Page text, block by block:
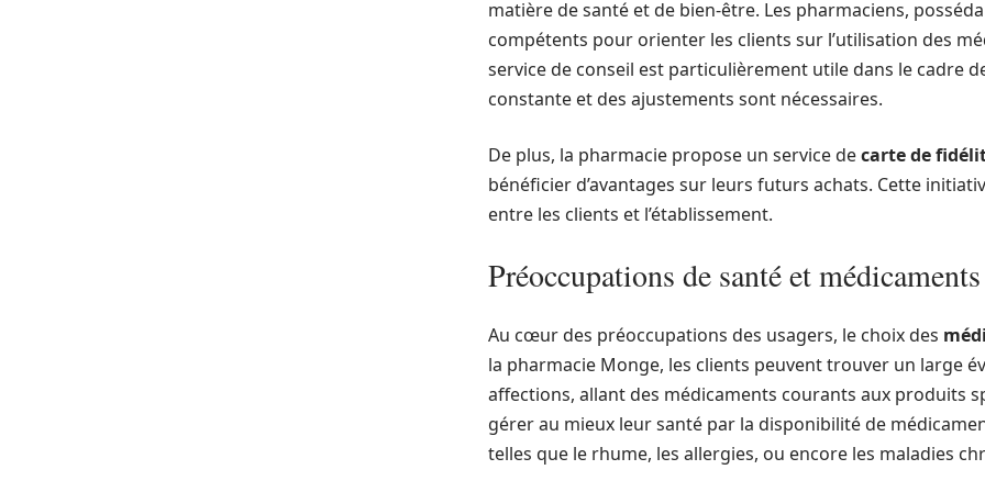
matière de santé et de bien-être. Les pharmaciens,
compétents pour orienter les clients sur l’utilisation des
service de conseil est particulièrement utile dans le cadre
constante et des ajustements sont nécessaires.
De plus, la pharmacie propose un service decarte de
bénéficier d’avantages sur leurs futurs achats. Cette
entre les clients et l’établissement.
Préoccupations de santé et
Au cœur des préoccupations des usagers, le choix des
la pharmacie Monge, les clients peuvent trouver un large
affections, allant des médicaments courants aux produits
gérer au mieux leur santé par la disponibilité de
telles que le rhume, les allergies, ou encore les maladies